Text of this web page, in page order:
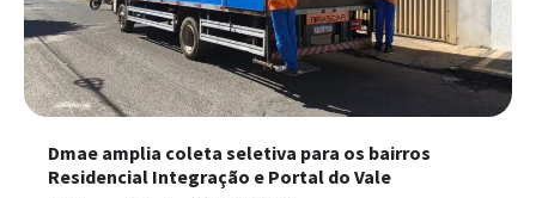
Dmae amplia coleta seletiva para os bairros
Residencial Integração e Portal do Vale